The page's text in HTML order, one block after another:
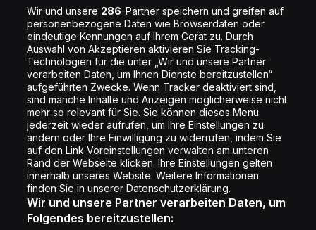
Folge uns
Jobs
Shop
Impressum
Rechtliches
Datenschutz
Cookie Liste
Cookie Einstellung
Wir und unsere 286-Partner speichern und greifen auf
personenbezogene Daten wie Browserdaten oder
eindeutige Kennungen auf Ihrem Gerät zu. Durch
Auswahl von Akzeptieren aktivieren Sie Tracking-
Technologien für die unter „Wir und unsere Partner
verarbeiten Daten, um Ihnen Dienste bereitzustellen“
aufgeführten Zwecke. Wenn Tracker deaktiviert sind,
sind manche Inhalte und Anzeigen möglicherweise nicht
mehr so relevant für Sie. Sie können dieses Menü
jederzeit wieder aufrufen, um Ihre Einstellungen zu
ändern oder Ihre Einwilligung zu widerrufen, indem Sie
auf den Link Voreinstellungen verwalten am unteren
Rand der Webseite klicken. Ihre Einstellungen gelten
innerhalb unseres Website. Weitere Informationen
finden Sie in unserer Datenschutzerklärung.
Wir und unsere Partner verarbeiten Daten, um
Folgendes bereitzustellen: